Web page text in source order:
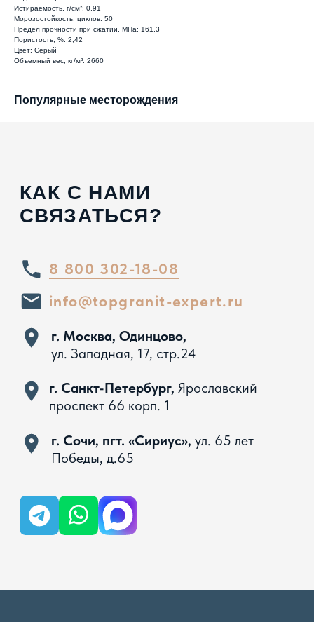
Истираемость, г/см²: 0,91
Морозостойкость, циклов: 50
Предел прочности при сжатии, МПа: 161,3
Пористость, %: 2,42
Цвет: Серый
Объемный вес, кг/м³: 2660
Популярные месторождения
г. Сочи, пгт. «Сириус»,
Победы, д.65
г. Санкт-Петербург,
проспект 66 корп. 1